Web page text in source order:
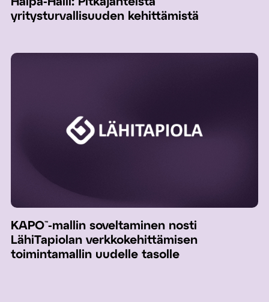
yritysturvallisuuden kehittämistä
KAPO™-mallin soveltaminen nosti
LähiTapiolan verkkokehittämisen
toimintamallin uudelle tasolle